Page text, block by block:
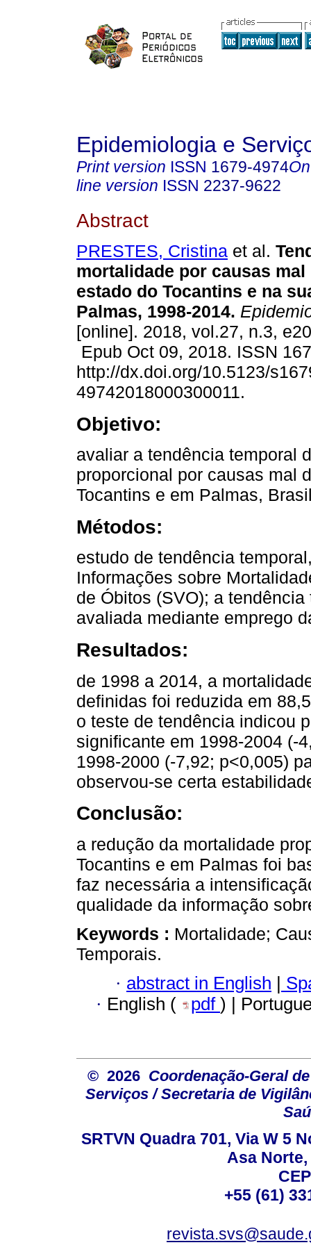
Epidemiologia e
Print version ISSN 1679-4974
line version ISSN 2237-9622
Abstract
PRESTES, Cristina et al.
mortalidade por causas
estado do Tocantins e na
Palmas, 1998-2014.
[online]. 2018, vol.27, n.3,
Epub Oct 09, 2018. ISSN
http://dx.doi.org/10.5123/
49742018000300011.
Objetivo:
avaliar a tendência temporal
proporcional por causas mal
Tocantins e em Palmas,
Métodos:
estudo de tendência
Informações sobre
de Óbitos (SVO); a
avaliada mediante emprego
Resultados:
de 1998 a 2014, a
definidas foi reduzida em
o teste de tendência indicou
significante em 1998-2004 (-
1998-2000 (-7,92; p<0,005)
observou-se certa
Conclusão:
a redução da mortalidade
Tocantins e em Palmas foi
faz necessária a
qualidade da informação
Keywords : Mortalidade;
Temporais.
· abstract in English
· English ( pdf ) |
© 2026 Coordenação-Geral
Serviços / Secretaria de
SRTVN Quadra 701, Via W 5
Asa
+55 (61)